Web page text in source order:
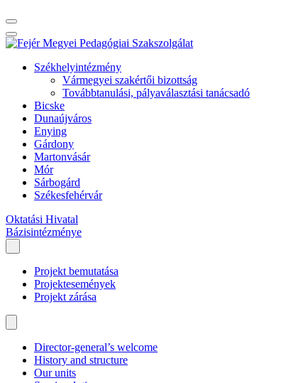
Székhelyintézmény
Vármegyei szakértői bizottság
Továbbtanulási, pályaválasztási tanácsadó
Bicske
Dunaújváros
Enying
Gárdony
Martonvásár
Mór
Sárbogárd
Székesfehérvár
Oktatási Hivatal
Bázisintézménye
Projekt bemutatása
Projektesemények
Projekt zárása
Director-general’s welcome
History and structure
Our units